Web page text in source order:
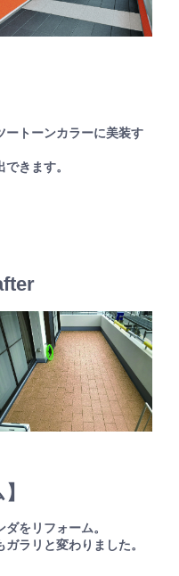
ートーンカラーに美装す
きます。
をリフォーム。
ラリと変わりました。